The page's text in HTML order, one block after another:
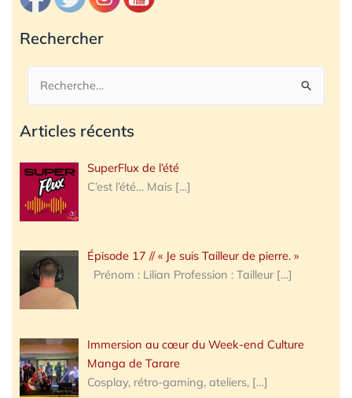
Rechercher
Rechercher :
Articles récents
SuperFlux de l’été
C’est l’été… Mais […]
Épisode 17 // « Je suis Tailleur de pierre. »
Prénom : Lilian Profession : Tailleur […]
Immersion au cœur du Week-end Culture
Manga de Tarare
Cosplay, rétro-gaming, ateliers, […]